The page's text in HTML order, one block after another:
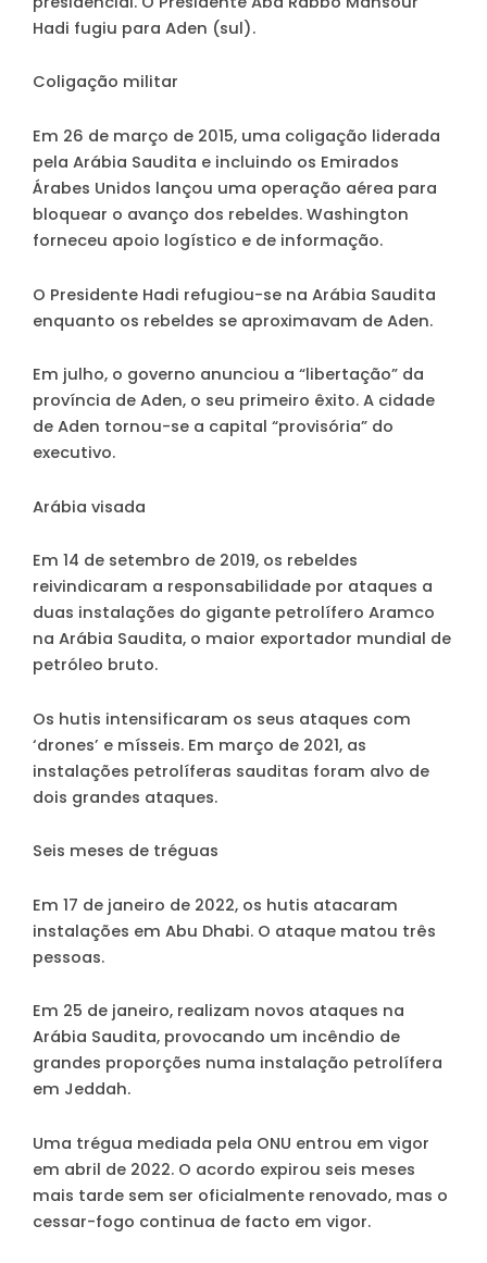
Hadi fugiu para Aden (sul).
Coligação militar
Em 26 de março de 2015, uma coligação liderada
pela Arábia Saudita e incluindo os Emirados
Árabes Unidos lançou uma operação aérea para
bloquear o avanço dos rebeldes. Washington
forneceu apoio logístico e de informação.
O Presidente Hadi refugiou-se na Arábia Saudita
enquanto os rebeldes se aproximavam de Aden.
Em julho, o governo anunciou a “libertação” da
província de Aden, o seu primeiro êxito. A cidade
de Aden tornou-se a capital “provisória” do
executivo.
Arábia visada
Em 14 de setembro de 2019, os rebeldes
reivindicaram a responsabilidade por ataques a
duas instalações do gigante petrolífero Aramco
na Arábia Saudita, o maior exportador mundial de
petróleo bruto.
Os hutis intensificaram os seus ataques com
‘drones’ e mísseis. Em março de 2021, as
instalações petrolíferas sauditas foram alvo de
dois grandes ataques.
Seis meses de tréguas
Em 17 de janeiro de 2022, os hutis atacaram
instalações em Abu Dhabi. O ataque matou três
pessoas.
Em 25 de janeiro, realizam novos ataques na
Arábia Saudita, provocando um incêndio de
grandes proporções numa instalação petrolífera
em Jeddah.
Uma trégua mediada pela ONU entrou em vigor
em abril de 2022. O acordo expirou seis meses
mais tarde sem ser oficialmente renovado, mas o
cessar-fogo continua de facto em vigor.